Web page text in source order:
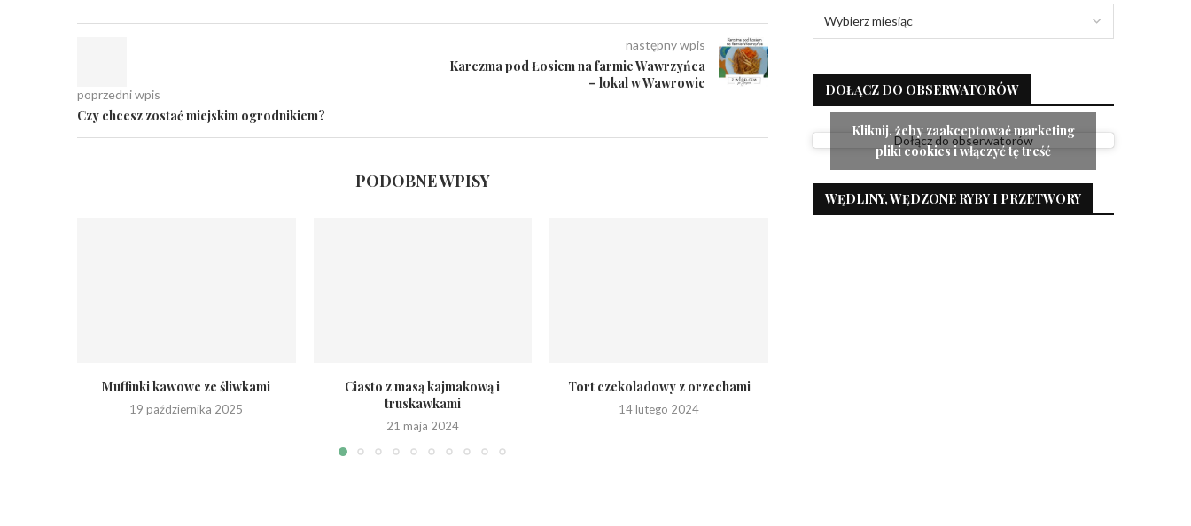
poprzedni wpis
Czy chcesz zostać miejskim ogrodnikiem?
następny wpis
Karczma pod Łosiem na farmie Wawrzyńca
– lokal w Wawrowie
PODOBNE WPISY
Muffinki kawowe ze śliwkami
19 października 2025
Ciasto z masą kajmakową i
truskawkami
21 maja 2024
Tort czekoladowy z orzechami
14 lutego 2024
DOŁĄCZ DO OBSERWATORÓW
Dołącz do obserwatorów
Kliknij, żeby zaakceptować marketing
pliki cookies i włączyć tę treść
WĘDLINY, WĘDZONE RYBY I PRZETWORY